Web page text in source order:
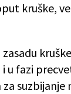
kruške,
u fazi
suzbijanje